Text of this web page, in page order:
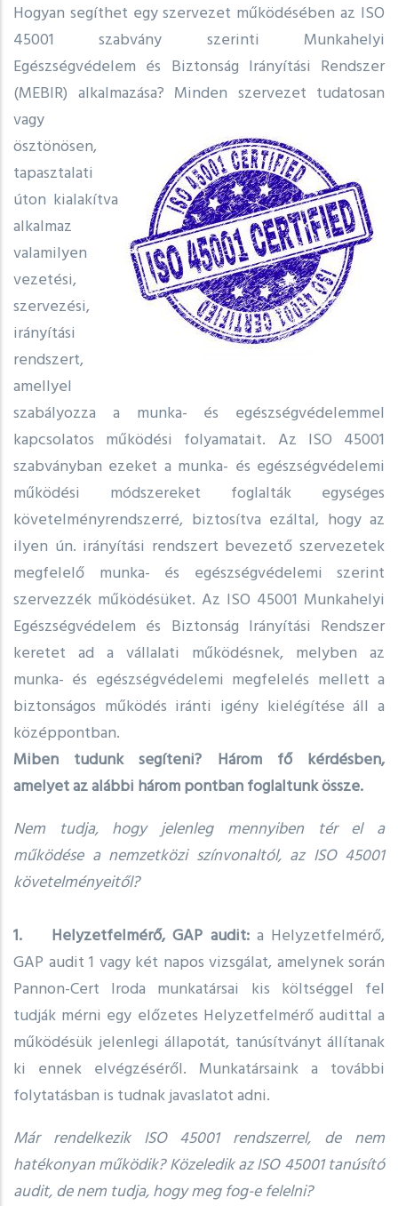
​Hogyan segíthet egy szervezet működésében az ISO
45001 szabvány szerinti Munkahelyi
Egészségvédelem és Biztonság Irányítási Rendszer
(MEBIR) alkalmazása? Minden szervezet tudatosan
vagy
ösztönösen,
tapasztalati
úton kialakítva
alkalmaz
valamilyen
vezetési,
szervezési,
irányítási
rendszert,
amellyel
szabályozza a munka- és egészségvédelemmel
kapcsolatos működési folyamatait. Az ISO 45001
szabványban ezeket a munka- és egészségvédelemi
működési módszereket foglalták egységes
követelményrendszerré, biztosítva ezáltal, hogy az
ilyen ún. irányítási rendszert bevezető szervezetek
megfelelő munka- és egészségvédelemi szerint
szervezzék működésüket. Az ISO 45001 Munkahelyi
Egészségvédelem és Biztonság Irányítási Rendszer
keretet ad a vállalati működésnek, melyben az
munka- és egészségvédelemi megfelelés mellett a
biztonságos működés iránti igény kielégítése áll a
középpontban.
Miben tudunk segíteni? Három fő kérdésben,
amelyet az alábbi három pontban foglaltunk össze.
Nem tudja, hogy jelenleg mennyiben tér el a
működése a nemzetközi színvonaltól, az ISO 45001
követelményeitől?
1. Helyzetfelmérő, GAP audit:a Helyzetfelmérő,
GAP audit 1 vagy két napos vizsgálat, amelynek során
Pannon-Cert Iroda munkatársai kis költséggel fel
tudják mérni egy előzetes Helyzetfelmérő audittal a
működésük jelenlegi állapotát, tanúsítványt állítanak
ki ennek elvégzéséről. Munkatársaink a további
folytatásban is tudnak javaslatot adni.
Már rendelkezik ISO 45001 rendszerrel, de nem
hatékonyan működik? Közeledik az ISO 45001 tanúsító
audit, de nem tudja, hogy meg fog-e felelni?